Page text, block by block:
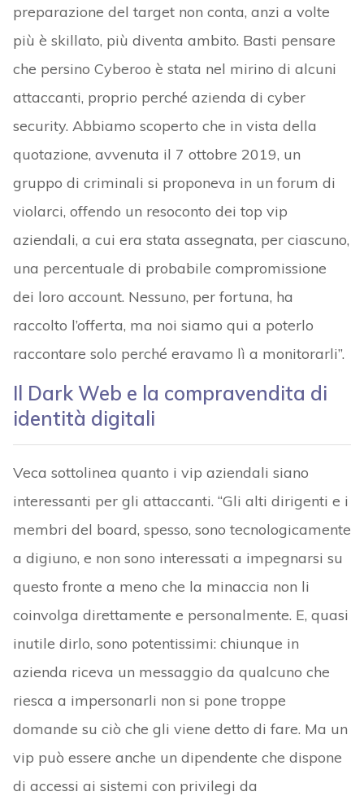
preparazione del target non conta, anzi a volte
più è skillato, più diventa ambito. Basti pensare
che persino Cyberoo è stata nel mirino di alcuni
attaccanti, proprio perché azienda di cyber
security. Abbiamo scoperto che in vista della
quotazione, avvenuta il 7 ottobre 2019, un
gruppo di criminali si proponeva in un forum di
violarci, offendo un resoconto dei top vip
aziendali, a cui era stata assegnata, per ciascuno,
una percentuale di probabile compromissione
dei loro account. Nessuno, per fortuna, ha
raccolto l’offerta, ma noi siamo qui a poterlo
raccontare solo perché eravamo lì a monitorarli”.
Il Dark Web e la compravendita di
identità digitali
Veca sottolinea quanto i vip aziendali siano
interessanti per gli attaccanti. “Gli alti dirigenti e i
membri del board, spesso, sono tecnologicamente
a digiuno, e non sono interessati a impegnarsi su
questo fronte a meno che la minaccia non li
coinvolga direttamente e personalmente. E, quasi
inutile dirlo, sono potentissimi: chiunque in
azienda riceva un messaggio da qualcuno che
riesca a impersonarli non si pone troppe
domande su ciò che gli viene detto di fare. Ma un
vip può essere anche un dipendente che dispone
di accessi ai sistemi con privilegi da